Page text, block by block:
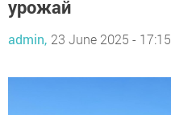
урожай
admin, 23 June 2025 - 17:15